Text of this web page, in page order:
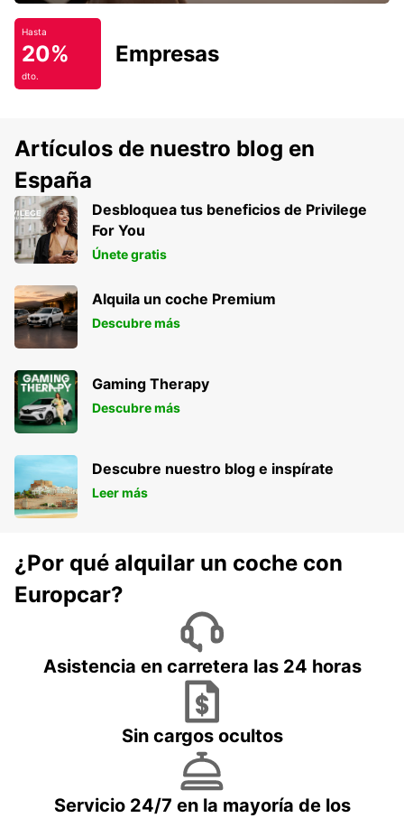
Hasta
20%
dto.
Empresas
Artículos de nuestro blog en
España
Desbloquea tus beneficios de Privilege
For You
Únete gratis
Alquila un coche Premium
Descubre más
Gaming Therapy
Descubre más
Descubre nuestro blog e inspírate
Leer más
¿Por qué alquilar un coche con
Europcar?
Asistencia en carretera las 24 horas
Sin cargos ocultos
Servicio 24/7 en la mayoría de los